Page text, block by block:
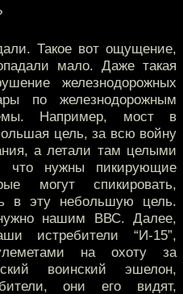
Такое вот ощущение,
мало. Даже такая
железнодорожных
по железнодорожным
Например, мост в
цель, за всю войну
а летали там целыми
что нужны пикирующие
могут спикировать,
в эту небольшую цель.
нашим ВВС. Далее,
истребители “И-15”,
на охоту за
воинский эшелон,
они его видят,